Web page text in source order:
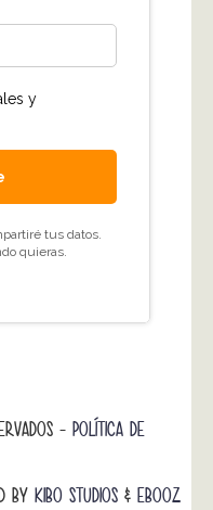
- POLÍTICA DE
BY KIBO STUDIOS & EBOOZ